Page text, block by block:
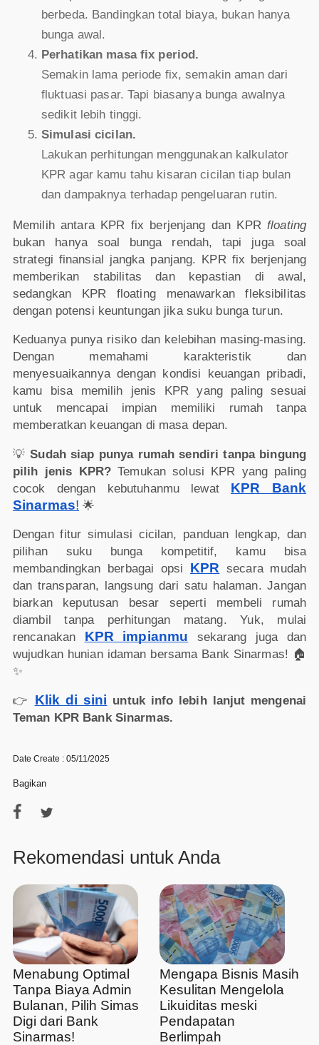
berbeda. Bandingkan total biaya, bukan hanya
bunga awal.
Perhatikan masa fix period.
Semakin lama periode fix, semakin aman dari
fluktuasi pasar. Tapi biasanya bunga awalnya
sedikit lebih tinggi.
Simulasi cicilan.
Lakukan perhitungan menggunakan kalkulator
KPR agar kamu tahu kisaran cicilan tiap bulan
dan dampaknya terhadap pengeluaran rutin.
Memilih antara KPR fix berjenjang dan KPRfloating
bukan hanya soal bunga rendah, tapi juga soal
strategi finansial jangka panjang. KPR fix berjenjang
memberikan stabilitas dan kepastian di awal,
sedangkan KPR floating menawarkan fleksibilitas
dengan potensi keuntungan jika suku bunga turun.
Keduanya punya risiko dan kelebihan masing-masing.
Dengan memahami karakteristik dan
menyesuaikannya dengan kondisi keuangan pribadi,
kamu bisa memilih jenis KPR yang paling sesuai
untuk mencapai impian memiliki rumah tanpa
memberatkan keuangan di masa depan.
💡Sudah siap punya rumah sendiri tanpa bingung
pilih jenis KPR?Temukan solusi KPR yang paling
cocok dengan kebutuhanmu lewat KPR Bank
Sinarmas! 🌟
Dengan fitur simulasi cicilan, panduan lengkap, dan
pilihan suku bunga kompetitif, kamu bisa
membandingkan berbagai opsi KPR secara mudah
dan transparan, langsung dari satu halaman. Jangan
biarkan keputusan besar seperti membeli rumah
diambil tanpa perhitungan matang. Yuk, mulai
rencanakan KPR impianmu sekarang juga dan
wujudkan hunian idaman bersama Bank Sinarmas! 🏠
✨
👉 Klik di sini untuk info lebih lanjut mengenai
Teman KPR Bank Sinarmas.
Date Create : 05/11/2025
Bagikan
Rekomendasi untuk Anda
Menabung Optimal
Tanpa Biaya Admin
Bulanan, Pilih Simas
Digi dari Bank
Sinarmas!
Mengapa Bisnis Masih
Kesulitan Mengelola
Likuiditas meski
Pendapatan
Berlimpah